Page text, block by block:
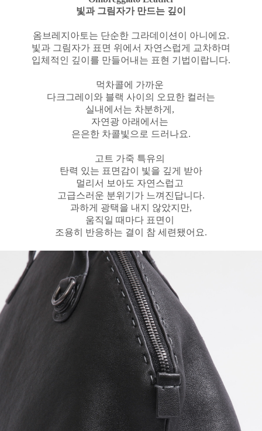
빛과 그림자가 만드는 깊이
옴브레지아토는 단순한 그라데이션이 아니에요.
빛과 그림자가 표면 위에서 자연스럽게 교차하며
입체적인 깊이를 만들어내는 표현 기법이랍니다.
먹차콜에 가까운
다크그레이와 블랙 사이의 오묘한 컬러는
실내에서는 차분하게,
자연광 아래에서는
은은한 차콜빛으로 드러나요.
고트 가죽 특유의
탄력 있는 표면감이 빛을 깊게 받아
멀리서 보아도 자연스럽고
고급스러운 분위기가 느껴진답니다.
과하게 광택을 내지 않았지만,
움직일 때마다 표면이
조용히 반응하는 결이 참 세련됐어요.